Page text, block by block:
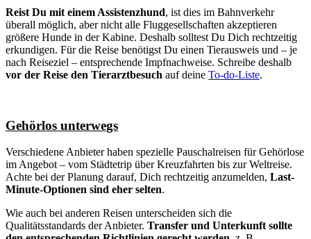
Reist Du mit einem Assistenzhund, ist dies im Bahnverkehr
überall möglich, aber nicht alle Fluggesellschaften akzeptieren
größere Hunde in der Kabine. Deshalb solltest Du Dich rechtzeitig
erkundigen. Für die Reise benötigst Du einen Tierausweis und – je
nach Reiseziel – entsprechende Impfnachweise. Schreibe deshalb
vor der Reise den Tierarztbesuch auf deine To-do-Liste.
Gehörlos unterwegs
Verschiedene Anbieter haben spezielle Pauschalreisen für Gehörlose
im Angebot – vom Städtetrip über Kreuzfahrten bis zur Weltreise.
Achte bei der Planung darauf, Dich rechtzeitig anzumelden, Last-
Minute-Optionen sind eher selten.
Wie auch bei anderen Reisen unterscheiden sich die
Qualitätsstandards der Anbieter. Transfer und Unterkunft sollte